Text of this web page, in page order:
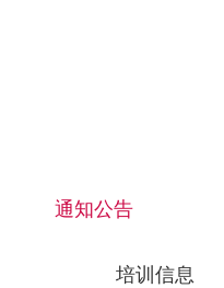
通知公告
培训信息